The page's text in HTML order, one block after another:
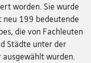
worden. Sie wurde
neu 199 bedeutende
die von Fachleuten
Städte unter der
wurden.